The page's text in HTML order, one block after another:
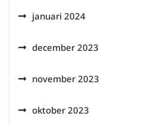
januari 2024
december 2023
november 2023
oktober 2023